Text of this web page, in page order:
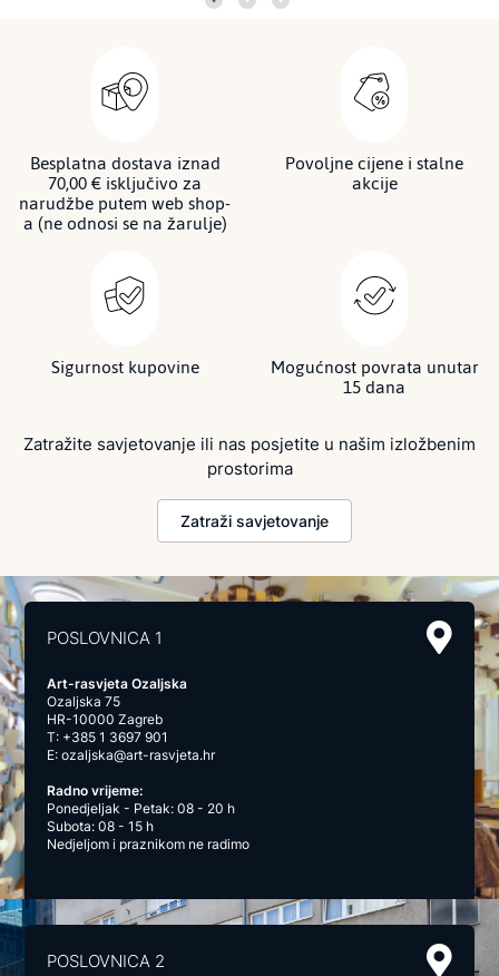
Besplatna dostava iznad
70,00 € isključivo za
narudžbe putem web shop-
a (ne odnosi se na žarulje)
Povoljne cijene i stalne
akcije
Sigurnost kupovine Mogućnost povrata unutar
15 dana
Zatražite savjetovanje ili nas posjetite u našim izložbenim
prostorima
Zatraži savjetovanje
POSLOVNICA 1
Art-rasvjeta Ozaljska
Ozaljska 75
HR-10000 Zagreb
T: +385 1 3697 901
E:ozaljska@art-rasvjeta.hr
Radno vrijeme:
Ponedjeljak - Petak: 08 - 20 h
Subota: 08 - 15 h
Nedjeljom i praznikom ne radimo
POSLOVNICA 2